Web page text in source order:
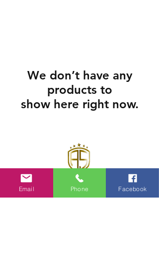
We don’t have any
products to
show here right now.
Contact
Email Phone Facebook